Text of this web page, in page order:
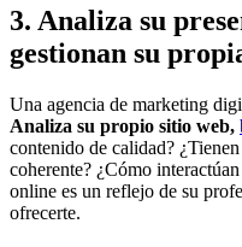
3. Analiza su
gestionan su
Una agencia de marketing
Analiza su propio sitio web,
contenido de calidad?
coherente? ¿Cómo
online es un reflejo de su
ofrecerte.